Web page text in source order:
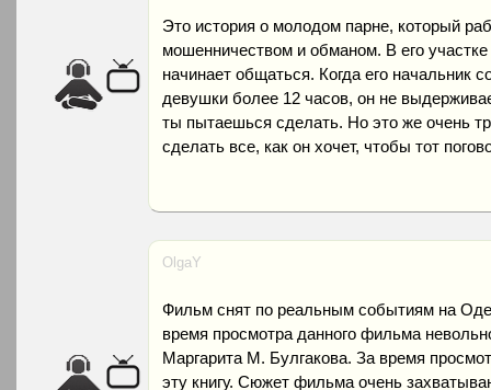
Это история о молодом парне, который
мошенничеством и обманом. В его
начинает общаться. Когда его начальник
девушки более 12 часов, он не
ты пытаешься сделать. Но это же очень
сделать все, как он хочет, чтобы тот
OlgaY
Фильм снят по реальным событиям на
время просмотра данного фильма
Маргарита М. Булгакова. За время
эту книгу. Сюжет фильма очень